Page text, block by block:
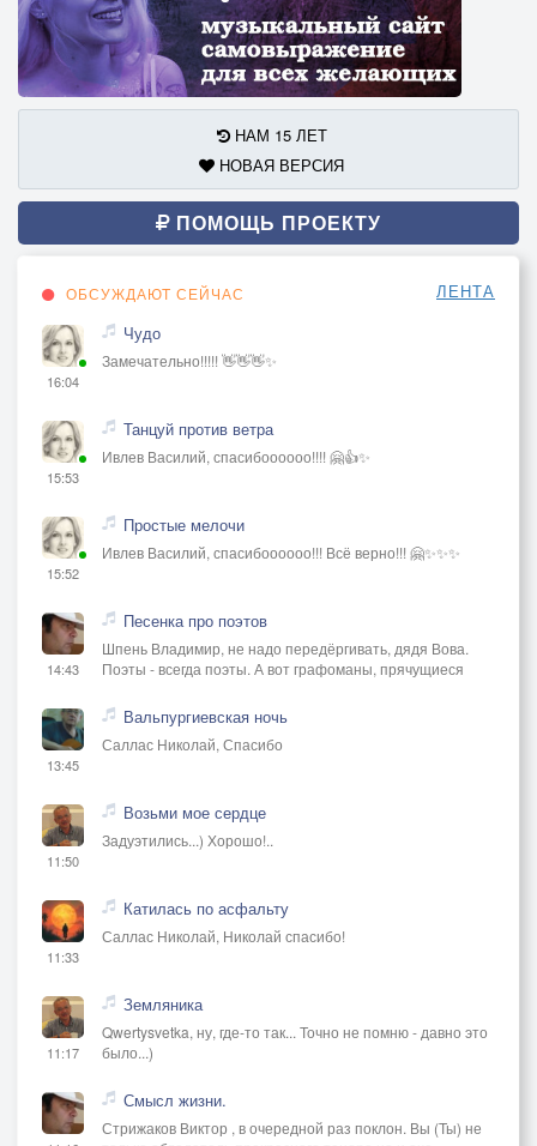
НАМ 15 ЛЕТ
НОВАЯ ВЕРСИЯ
ПОМОЩЬ ПРОЕКТУ
ОБСУЖДАЮТ СЕЙЧАС ЛЕНТА
16:04
Чудо
Замечательно!!!!! 👋👋👋✨
15:53
Танцуй против ветра
Ивлев Василий, спасибоооооо!!!! 🤗👍✨
15:52
Простые мелочи
Ивлев Василий, спасибоооооо!!! Всё верно!!! 🤗✨✨✨
14:43
Песенка про поэтов
Шпень Владимир, не надо передёргивать, дядя Вова.
Поэты - всегда поэты. А вот графоманы, прячущиеся
13:45
Вальпургиевская ночь
Саллас Николай, Спасибо
11:50
Возьми мое сердце
Задуэтились...) Хорошо!..
11:33
Катилась по асфальту
Саллас Николай, Николай спасибо!
11:17
Земляника
Qwertysvetka, ну, где-то так... Точно не помню - давно это
было...)
Смысл жизни.
Стрижаков Виктор , в очередной раз поклон. Вы (Ты) не